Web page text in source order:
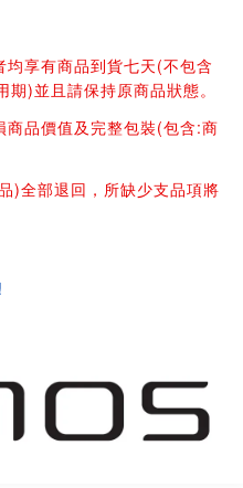
享有商品到貨七天(不包含
)並且請保持原商品狀態。
品價值及完整包裝(包含:商
)全部退回，所缺少支品項將